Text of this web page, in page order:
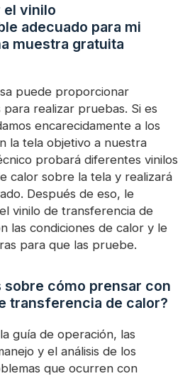
el vinilo
adecuado para mi
muestra gratuita
puede proporcionar
realizar pruebas. Si es
encarecidamente a los
la tela objetivo a nuestra
probará diferentes vinilos
calor sobre la tela y realizará
Después de eso, le
vinilo de transferencia de
las condiciones de calor y le
para que las pruebe.
sobre cómo prensar con
transferencia de calor?
guía de operación, las
y el análisis de los
que ocurren con